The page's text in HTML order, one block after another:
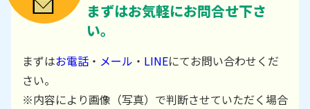
まずはお気軽にお問合せ下さ
い。
まずはお電話 ・ メール ・ LINEにてお問い合わせくだ
さい。
※内容により画像（写真）で判断させていただく場合